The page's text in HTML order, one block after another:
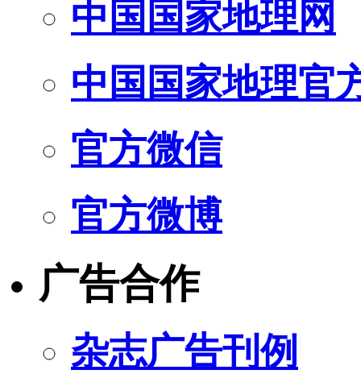
中国国家地理网
中国国家地理官
官方微信
官方微博
广告合作
杂志广告刊例